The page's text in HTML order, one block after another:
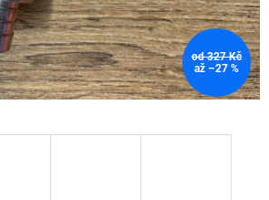
od 327 Kč
až –27 %